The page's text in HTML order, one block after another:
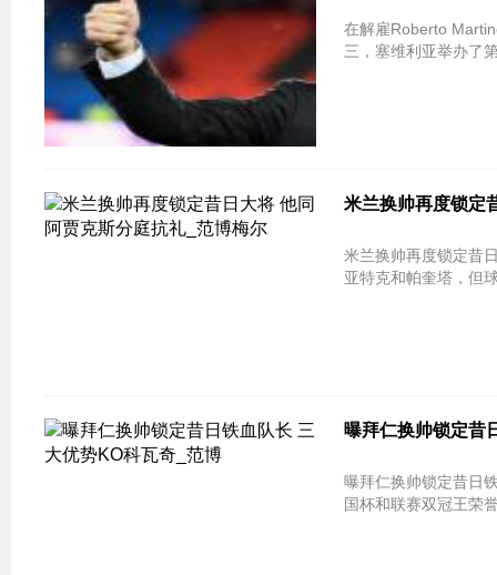
在解雇Roberto
三，塞维利亚举办了
米兰换帅再度锁定
米兰换帅再度锁定昔
亚特克和帕奎塔，但
曝拜仁换帅锁定昔
曝拜仁换帅锁定昔日铁血队长 三大优
国杯和联赛双冠王荣